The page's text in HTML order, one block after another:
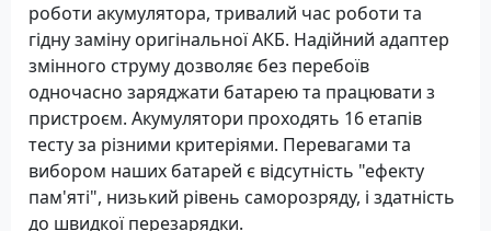
роботи акумулятора, тривалий час роботи та
гідну заміну оригінальної АКБ. Надійний адаптер
змінного струму дозволяє без перебоїв
одночасно заряджати батарею та працювати з
пристроєм. Акумулятори проходять 16 етапів
тесту за різними критеріями. Перевагами та
вибором наших батарей є відсутність "ефекту
пам'яті", низький рівень саморозряду, і здатність
до швидкої перезарядки.